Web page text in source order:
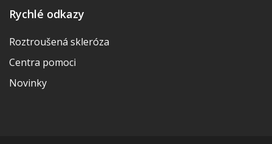
Rychlé odkazy
Roztroušená skleróza
Centra pomoci
Novinky